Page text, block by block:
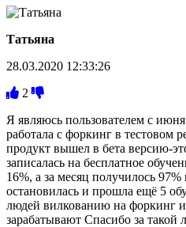
Татьяна
28.03.2020 12:33:26
2
Я являюсь пользователем с
работала с форкинг в тестовом
продукт вышел в бета версию-
записалась на бесплатное
16%, а за месяц получилось
остановилась и прошла ещё 5
людей вилкованию на форкинг
зарабатывают Спасибо за такой